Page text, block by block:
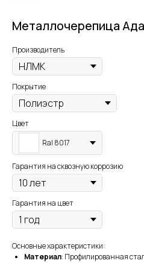
Металлочерепица
Производитель
Покрытие
Цвет
Ral 8017
Гарантия на сквозную коррозию
Гарантия на цвет
Основные характеристики:
Материал: Профилированная